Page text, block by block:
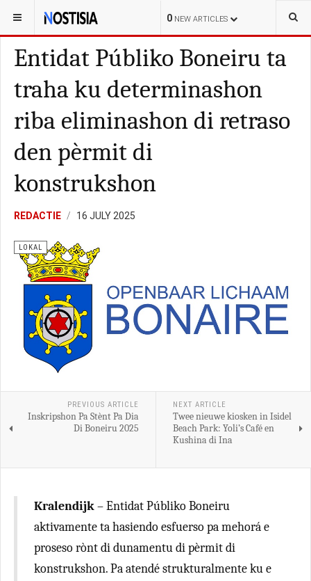
0 NEW ARTICLES
YOU ARE HERE: BONAIRE LOKAL
Entidat Públiko Boneiru ta
traha ku determinashon
riba eliminashon di retraso
den pèrmit di
konstrukshon
REDACTIE 16 JULY 2025
LOKAL
PREVIOUS ARTICLE
Inskripshon Pa Stènt Pa Dia
Di Boneiru 2025
NEXT ARTICLE
Twee nieuwe kiosken in Isidel
Beach Park: Yoli’s Café en
Kushina di Ina
Kralendijk– Entidat Públiko Boneiru
aktivamente ta hasiendo esfuerso pa mehorá e
proseso rònt di dunamentu di pèrmit di
konstrukshon. Pa atendé strukturalmente ku e